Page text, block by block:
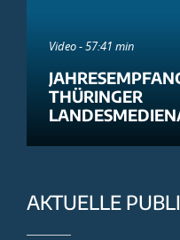
Video - 57:41 min
THÜRINGER
AKTUELLE